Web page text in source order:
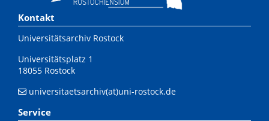
Kontakt
Universitätsarchiv Rostock
Universitätsplatz 1
18055 Rostock
universitaetsarchiv(at)uni-rostock.de
Service